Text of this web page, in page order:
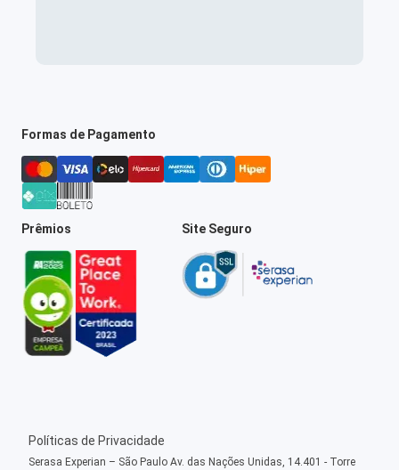
Formas de Pagamento
Prêmios Site Seguro
Políticas de Privacidade
Serasa Experian – São Paulo Av. das Nações Unidas, 14.401 - Torre